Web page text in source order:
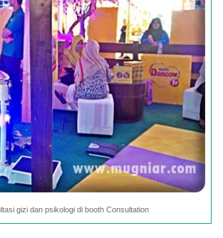
gizi dan psikologi di booth Consultation